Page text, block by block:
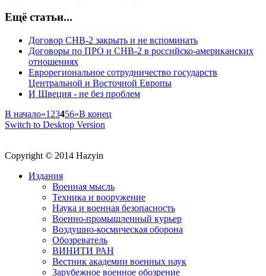
Ещё статьи...
Договор СНВ-2 закрыть и не вспоминать
Договоры по ПРО и СНВ-2 в российско-американских
отношениях
Еврорегиональное сотрудничество государств
Центральной и Восточной Европы
И Швеция - не без проблем
В начало«1 23456»В конец
Switch to Desktop Version
Copyright © 2014 Hazyin
Издания
Военная мысль
Техника и вооружение
Наука и военная безопасность
Военно-промышленный курьер
Воздушно-космическая оборона
Обозреватель
ВИНИТИ РАН
Вестник академии военных наук
Зарубежное военное обозрение